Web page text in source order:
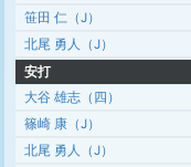
笹田 仁（J）
北尾 勇人（J）
安打
大谷 雄志（四）
篠崎 康（J）
北尾 勇人（J）